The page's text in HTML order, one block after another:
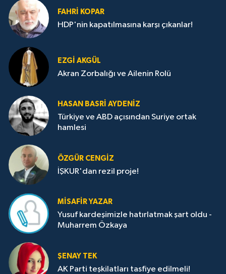
FAHRI KOPAR
HDP'nin kapatılmasına karşı çıkanlar!
EZGI AKGÜL
Akran Zorbalığı ve Ailenin Rolü
HASAN BASRI AYDENIZ
Türkiye ve ABD açısından Suriye ortak
hamlesi
ÖZGÜR CENGIZ
İŞKUR'dan rezil proje!
MISAFIR YAZAR
Yusuf kardeşimizle hatırlatmak şart oldu -
Muharrem Özkaya
ŞENAY TEK
AK Parti teşkilatları tasfiye edilmeli!